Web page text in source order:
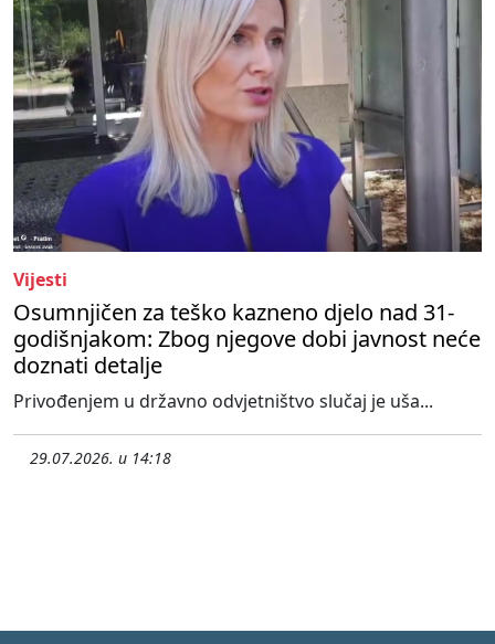
Vijesti
Osumnjičen za teško kazneno djelo nad 31-
godišnjakom: Zbog njegove dobi javnost neće
doznati detalje
Privođenjem u državno odvjetništvo slučaj je uša...
29.07.2026. u 14:18